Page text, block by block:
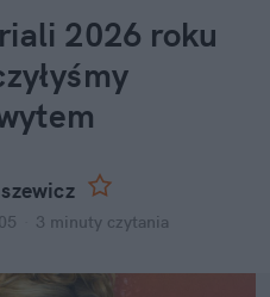
2026 roku
3 minuty czytania